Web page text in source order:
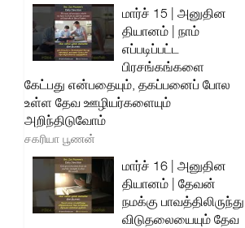
மார்ச் 15 | அனுதின
தியானம் | நாம்
எப்படிப்பட்ட
பிரசங்கங்களை
கேட்பது என்பதையும், தகப்பனைப் போல
உள்ள தேவ ஊழியர்களையும்
அறிந்திடுவோம்
சகரியா பூணன்
மார்ச் 16 | அனுதின
தியானம் | தேவன்
நமக்கு பாவத்திலிருந்து
விடுதலையையும் தேவ